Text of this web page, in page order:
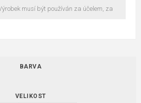
musí být používán za účelem, za
BARVA
VELIKOST